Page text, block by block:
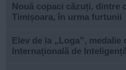
Nouă copaci căzuți, dintre
Timișoara, în urma furtunii
Elev de la „Loga”, medalie
Internațională de